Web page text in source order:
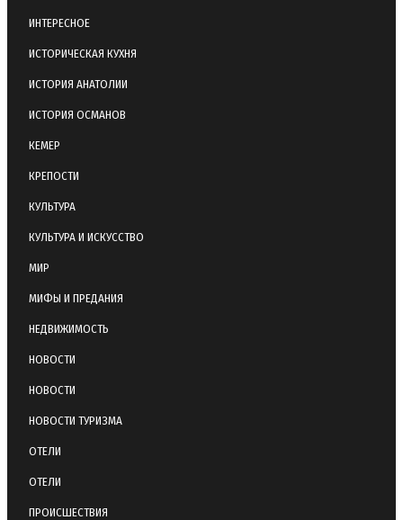
ИНТЕРЕСНОЕ
ИСТОРИЧЕСКАЯ КУХНЯ
ИСТОРИЯ АНАТОЛИИ
ИСТОРИЯ ОСМАНОВ
КЕМЕР
КРЕПОСТИ
КУЛЬТУРА
КУЛЬТУРА И ИСКУССТВО
МИР
МИФЫ И ПРЕДАНИЯ
НЕДВИЖИМОСТЬ
НОВОСТИ
НОВОСТИ
НОВОСТИ ТУРИЗМА
ОТЕЛИ
ОТЕЛИ
ПРОИСШЕСТВИЯ